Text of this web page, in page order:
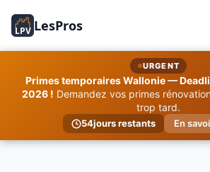
LPV LesPros
URGENT
Primes temporaires Wallonie —
2026 ! Demandez vos primes
trop tard.
54jours restants En